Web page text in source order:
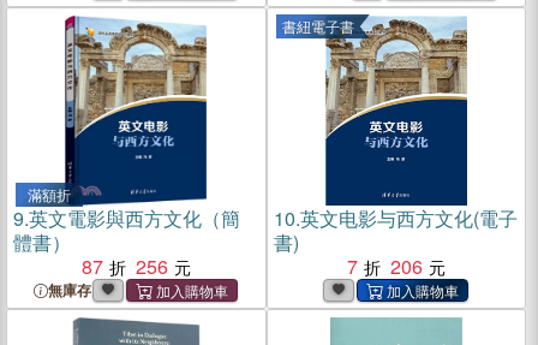
滿額折
9.英文電影與西方文化（簡
體書）
87
256
無庫存
書紐電子書
10.英文电影与西方文化(電子
書)
7
206